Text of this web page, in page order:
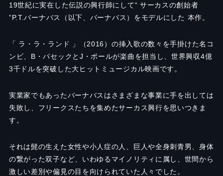
19世紀に実在した伝説の興行師にして“ サーカスの創始者
”P.T.バーナバス（以下、バーナバス）をモデルにした 本作。
「 ラ・ラ・ランド 」（2016）の挿入歌の数々を手掛けた名コ
ンビ、B・パセックとJ・ポールが楽曲を担当し、世界興収4億
3千ドルを突破した大ヒットミュージカル映画です。
実業家でもあったバーナバスはさまざまな事業に手を出しては
失敗し、フリークスたちを集めたサーカス興行を思いつきま
す。
それは髭の生えた女性や小人症の人、巨人や全身刺青男、身体
の繋がった双子など、いわゆるマイノリティに属し、世間から
激しい差別や偏見の目を向けられていた人々でした。